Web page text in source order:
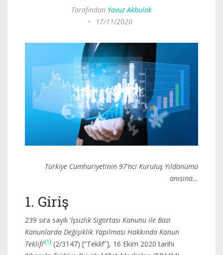
Tarafından Yavuz Akbulak
•
17/11/2020
Türkiye Cumhuriyetinin 97’nci Kuruluş Yıldönümü
anısına…
1. Giriş
239 sıra sayılı ‘İşsizlik Sigortası Kanunu ile Bazı
Kanunlarda Değişiklik Yapılması Hakkında Kanun
Teklifi’[1] (2/3147) [“Teklif”], 16 Ekim 2020 tarihi